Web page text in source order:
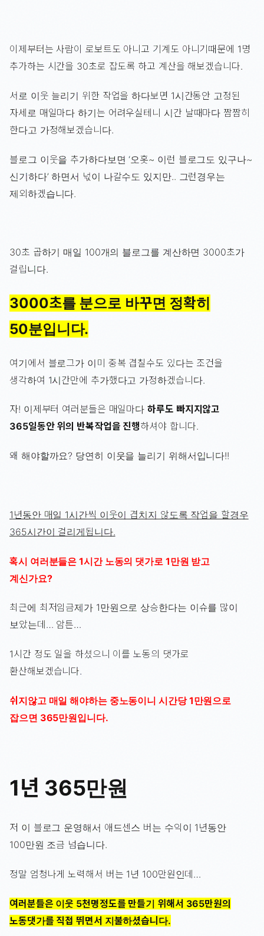
이제부터는 사람이 로보트도 아니고 기계도 아니기때문에 1명
추가하는 시간을 30초로 잡도록 하고 계산을 해보겠습니다.
서로 이웃 늘리기 위한 작업을 하다보면 1시간동안 고정된
자세로 매일마다 하기는 어려우실테니 시간 날때마다 짬짬히
한다고 가정해보겠습니다.
블로그 이웃을 추가하다보면 ‘오홋~ 이런 블로그도 있구나~
신기하다’ 하면서 넋이 나갈수도 있지만.. 그런경우는
제외하겠습니다.
30초 곱하기 매일 100개의 블로그를 계산하면 3000초가
걸립니다.
3000초를 분으로 바꾸면 정확히
50분입니다.
여기에서 블로그가 이미 중복 겹칠수도 있다는 조건을
생각하여 1시간만에 추가했다고 가정하겠습니다.
자! 이제부터 여러분들은 매일마다하루도 빠지지않고
365일동안 위의 반복작업을 진행하셔야 합니다.
왜 해야할까요? 당연히 이웃을 늘리기 위해서입니다!!
1년동안 매일 1시간씩 이웃이 겹치지 않도록 작업을 할경우
365시간이 걸리게됩니다.
혹시 여러분들은 1시간 노동의 댓가로 1만원 받고
계신가요?
최근에 최저임금제가 1만원으로 상승한다는 이슈를 많이
보았는데… 암튼…
1시간 정도 일을 하셨으니 이를 노동의 댓가로
환산해보겠습니다.
쉬지않고 매일 해야하는 중노동이니 시간당 1만원으로
잡으면 365만원입니다.
1년 365만원
저 이 블로그 운영해서 애드센스 버는 수익이 1년동안
100만원 조금 넘습니다.
정말 엄청나게 노력해서 버는 1년 100만원인데…
여러분들은 이웃 5천명정도를 만들기 위해서 365만원의
노동댓가를 직접 뛰면서 지불하셨습니다.